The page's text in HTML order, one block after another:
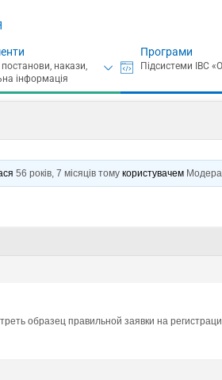
Програми
56 років, 7 місяців тому користувачем
образец правильной заявки на